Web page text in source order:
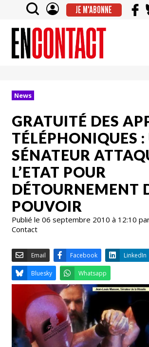
JE M'ABONNE
News
GRATUITÉ DES
TÉLÉPHONIQUES :
SÉNATEUR
L’ETAT POUR
DÉTOURNEMENT
POUVOIR
Publié le 06 septembre 2010 à 12:10
Contact
Email Facebook
Bluesky Whatsapp